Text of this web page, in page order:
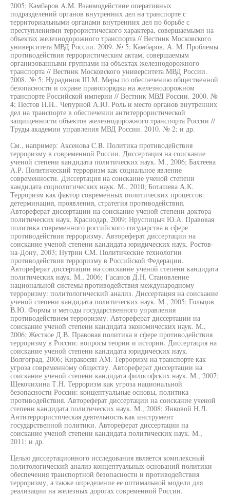
2005; Камбаров A.M. Взаимодействие оперативных
подразделений органов внутренних дел на транспорте с
территориальными органами внутренних дел по борьбе с
преступлениями террористического характера, совершаемыми на
объектах железнодорожного транспорта // Вестник Московского
университета МВД России. 2009. № 5; Камбаров, А. М. Проблемы
противодействия террористическим актам, совершаемым
организованными группами на объектах железнодорожного
транспорта // Вестник Московского университета МВД России.
2008. № 5; Нурадинов Ш.М. Меры по обеспечению общественной
безопасности и охране правопорядка на железнодорожном
транспорте Российской империи // Вестник МВД России. 2000. №
4; Пестов H.H.. Чепурной А.Ю. Роль и место органов внутренних
дел на транспорте в обеспечении антитеррористической
защищенности объектов железнодорожного транспорта России //
Труды академии управления МВД России. 2010. № 2; и др.
См., например: Аксенова C.B. Политика противодействия
терроризму в современной России. Диссертация на соискание
ученой степени кандидата политических наук. М., 2006; Бахтеева
А.Р. Политический терроризм как социальное явление
современности. Диссертация на соискание ученой степени
кандидата социологических наук. М., 2010; Боташева А.К.
Терроризм как фактор современных политических процессов:
детерминация, проявления, стратегия противодействия.
Автореферат диссертации на соискание ученой степени доктора
политических наук. Краснодар, 2009; Нруспицыч Ю.А. Правовая
политика современного российского государства в сфере
противодействия терроризму. Автореферат диссертации на
соискание ученой степени кандидата юридических наук. Ростов-
на-Дону, 2003; Нутрии СМ. Политические технологии
противодействия терроризму в Российской Федерации.
Автореферат диссертации на соискание ученой степени кандидата
политических наук. М., 2006; 1'асанов Д.Н. Становление
национальной системы противодействия международному
терроризму: политологический анализ. Диссертация на соискание
ученой степени кандидата политических наук. М., 2005; Гольцов
В.Ю. Формы и методы государственного управления
противодействием терроризму. Автореферат диссертации на
соискание ученой степени кандидата экономических наук. М.,
2006; Жесткое Д.В. Правовая политика в сфере противодействия
терроризму в России: вопросы теории и истории. Диссертация на
соискание ученой степени кандидата юридических наук.
Волгоград, 2006; Киракосян AM. Терроризм на транспорте как
угроза современному обществу. Автореферат диссертации на
соискание ученой степени кандидата философских наук. М., 2007;
Щекочихина Т.Н. Терроризм как угроза национальной
безопасности России: концептуальные основы, политика
противодействия. Автореферат диссертации на соискание ученой
степени кандидата политических наук. М., 2008; Янковой Н.Л.
Антитеррористическая деятельность как инструмент
государственной политики. Автореферат диссертации на
соискание ученой степени кандидата политических наук. М.,
2011; и др.
Целью диссертационного исследования является комплексный
политологический анализ концептуальных оснований политики
обеспечения транспортной безопасности и противодействия
терроризму, а также определение ее оптимальной модели для
реализации на железных дорогах современной России.